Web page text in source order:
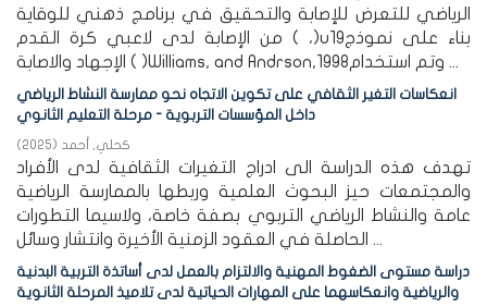
الرياضي للتعرض للإصابة والتحقيق في برنامج ذهني للوقاية
من الإصابة لدى لاعبي كرة القدم ( ،)u19بناء على نموذج
الإجهاد والاصابة ( )Williams, and Andrson,1998وتم استخدام ...
انعكاسات التغير الثقافي على تكوين الاتجاه نحو ممارسة النشاط الرياضي
داخل المؤسسات التربوية - مرحلة التعليم الثانوي
كحلي, أحمد (
2025
)
تهدف هذه الدراسة الى ادراج التغيرات الثقافية لدى الأفراد
والمجتمعات حيز البحوث العلمية وربطها بالممارسة الرياضية
عامة والنشاط الرياضي التربوي بصفة خاصة، ولاسيما التطورات
الحاصلة في العقود الزمنية الأخيرة وانتشار وسائل ...
دراسة مستوى الضغوط المهنية والالتزام بالعمل لدى أساتذة التربية البدنية
والرياضية وانعكاسهما على المهارات الحياتية لدى تلاميذ المرحلة الثانوية